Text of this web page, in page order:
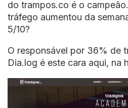
do trampos.co é o
tráfego aumentou da
5/10?
O responsável por 36% de
Dia.log é este cara aqui, na